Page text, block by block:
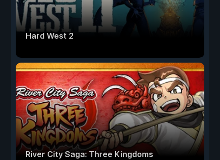
Hard West 2
River City Saga: Three Kingdoms